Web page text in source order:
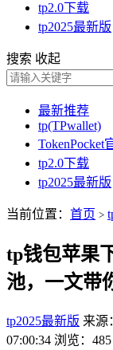
tp2.0下载
tp2025最新版
搜索 收起
最新推荐
tp(TPwallet)
TokenPocket
tp2.0下载
tp2025最新版
当前位置： 首页 >
tp钱包苹果
池，一文带
tp2025最新版 来源
07:00:34 浏览：485